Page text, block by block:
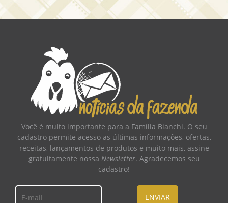
Você é muito importante para a Família Bianchi. O seu
cadastro permite acesso as últimas informações, ofertas,
receitas, lançamentos de produtos e muito mais, assine
gratuitamente nossa Newsletter. Agradecemos seu
cadastro!
ENVIAR